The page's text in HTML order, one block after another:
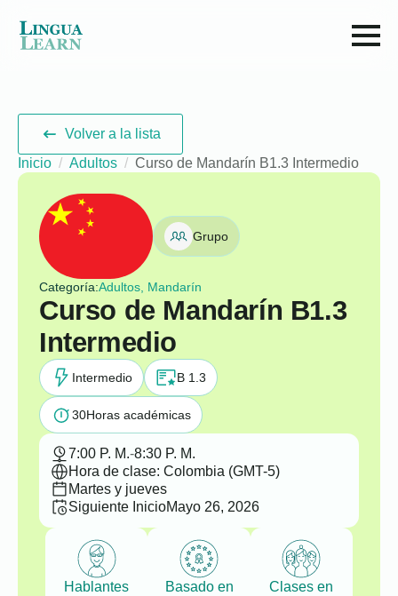
Volver a la lista
Inicio
Adultos Curso de Mandarín B1.3 Intermedio
Grupo
Categoría:Adultos, Mandarín
Curso de Mandarín B1.3
Intermedio
Intermedio B 1.3
30Horas académicas
7:00 P. M.-8:30 P. M.
Hora de clase: Colombia (GMT-5)
Martes y jueves
Siguiente InicioMayo 26, 2026
Hablantes
Basado en
Clases en